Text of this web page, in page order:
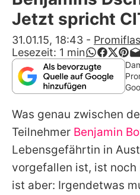
Alle Themen
App
Jetzt spricht
31.01.15, 18:43 -
Lesezeit: 1 min
Was genau zwischen
Teilnehmer Benjamin
Lebensgefährtin in
vorgefallen ist, ist
ist aber: Irgendetwas